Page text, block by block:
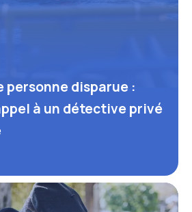
personne disparue :
à un détective privé